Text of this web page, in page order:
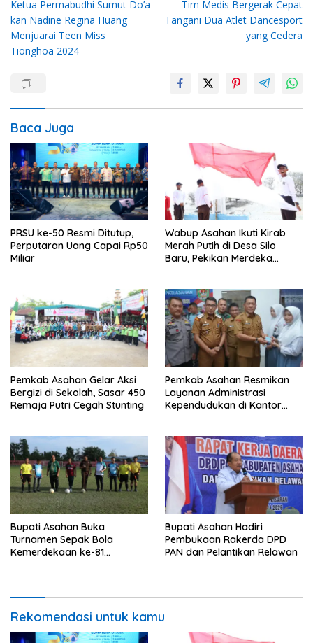
pos
Ketua Permabudhi Sumut Do’a
kan Nadine Regina Huang
Menjuarai Teen Miss
Tionghoa 2024
Tim Medis Bergerak Cepat
Tangani Dua Atlet Dancesport
yang Cedera
Baca Juga
PRSU ke-50 Resmi Ditutup,
Perputaran Uang Capai Rp50
Miliar
Wabup Asahan Ikuti Kirab
Merah Putih di Desa Silo
Baru, Pekikan Merdeka
Pemkab Asahan Gelar Aksi
Bergizi di Sekolah, Sasar 450
Remaja Putri Cegah Stunting
Pemkab Asahan Resmikan
Layanan Administrasi
Kependudukan di Kantor
Bupati Asahan Buka
Turnamen Sepak Bola
Kemerdekaan ke-81
Bupati Asahan Hadiri
Pembukaan Rakerda DPD
PAN dan Pelantikan Relawan
Rekomendasi untuk kamu